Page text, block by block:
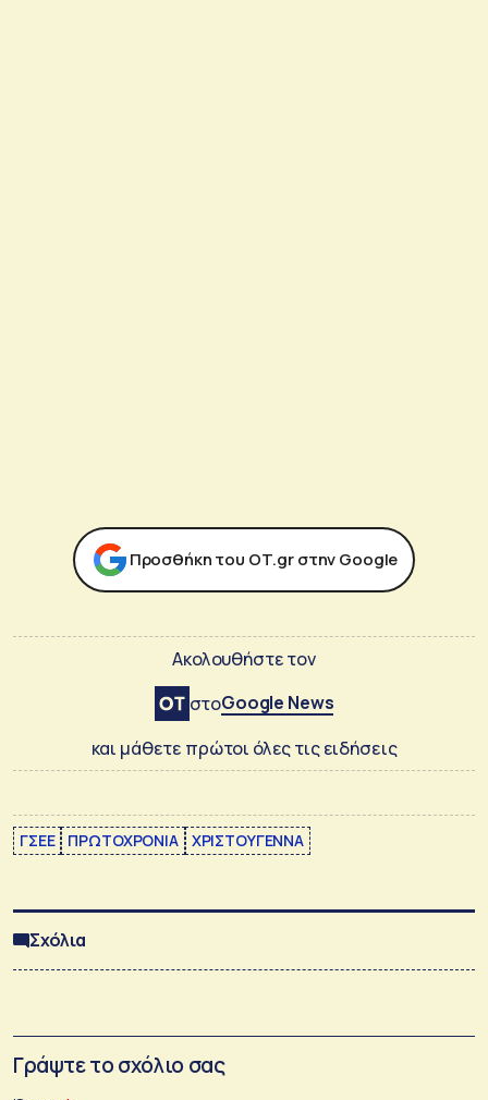
Προσθήκη του ΟΤ.gr στην Google
Ακολουθήστε τον
στοGoogle News
και μάθετε πρώτοι όλες τις ειδήσεις
ΓΣΕΕ ΠΡΩΤΟΧΡΟΝΙΑ ΧΡΙΣΤΟΥΓΕΝΝΑ
Σχόλια
Γράψτε το σχόλιο σας